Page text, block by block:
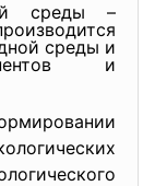
среды –
среды и
и